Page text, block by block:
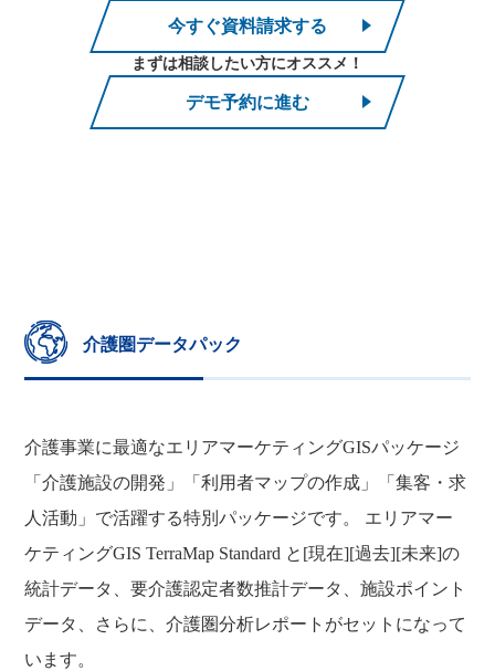
今すぐ資料請求する
まずは相談したい方にオススメ！
デモ予約に進む
介護圏データパック
介護事業に最適なエリアマーケティングGISパッケージ
「介護施設の開発」「利用者マップの作成」「集客・求
人活動」で活躍する特別パッケージです。 エリアマー
ケティングGIS TerraMap Standard と[現在][過去][未来]の
統計データ、要介護認定者数推計データ、施設ポイント
データ、さらに、介護圏分析レポートがセットになって
います。